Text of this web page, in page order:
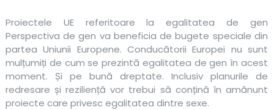
Proiectele UE referitoare la egalitatea de gen
Perspectiva de gen va beneficia de bugete speciale din
partea Uniunii Europene. Conducătorii Europei nu sunt
mulțumiți de cum se prezintă egalitatea de gen în acest
moment. Și pe bună dreptate. Inclusiv planurile de
redresare și reziliență vor trebui să conțină în amănunt
proiecte care privesc egalitatea dintre sexe.